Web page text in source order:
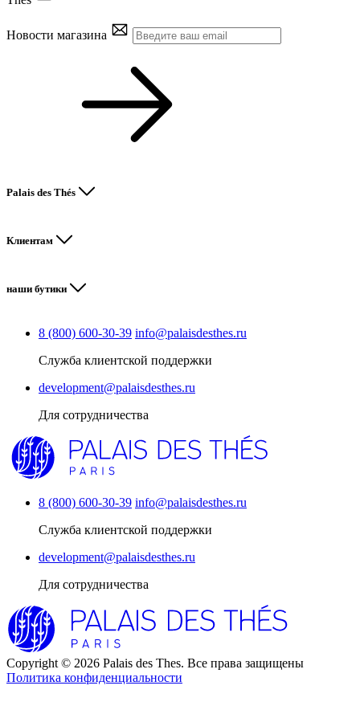
Новости магазина
Palais des Thés
Клиентам
наши бутики
8 (800) 600-30-39 info@palaisdesthes.ru
Служба клиентской поддержки
development@palaisdesthes.ru
Для сотрудничества
8 (800) 600-30-39 info@palaisdesthes.ru
Служба клиентской поддержки
development@palaisdesthes.ru
Для сотрудничества
Copyright © 2026 Palais des Thes. Все права защищены
Политика конфиденциальности